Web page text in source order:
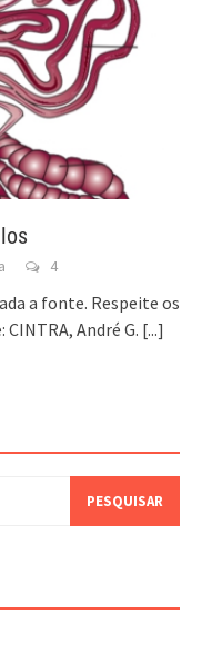
4
a fonte. Respeite os
André G. [...]